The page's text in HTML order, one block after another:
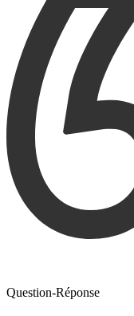
Question-Réponse